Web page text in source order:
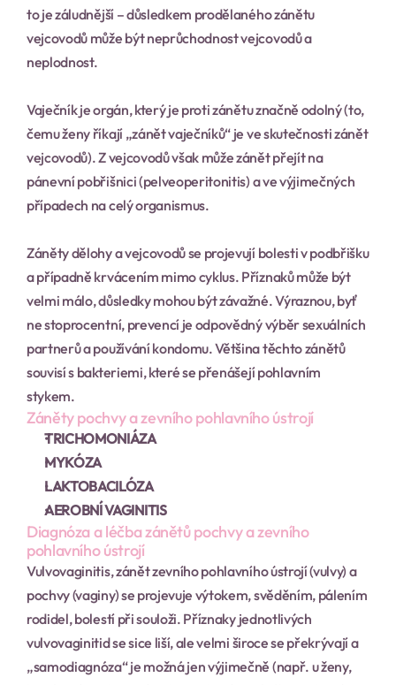
to je záludnější – důsledkem prodělaného zánětu
vejcovodů může být neprůchodnost vejcovodů a
neplodnost.
Vaječník je orgán, který je proti zánětu značně odolný (to,
čemu ženy říkají „zánět vaječníků“ je ve skutečnosti zánět
vejcovodů). Z vejcovodů však může zánět přejít na
pánevní pobřišnici (pelveoperitonitis) a ve výjimečných
případech na celý organismus.
Záněty dělohy a vejcovodů se projevují bolesti v podbřišku
a případně krvácením mimo cyklus. Příznaků může být
velmi málo, důsledky mohou být závažné. Výraznou, byť
ne stoprocentní, prevencí je odpovědný výběr sexuálních
partnerů a používání kondomu. Většina těchto zánětů
souvisí s bakteriemi, které se přenášejí pohlavním
stykem.
Záněty pochvy a zevního pohlavního ústrojí
TRICHOMONIÁZA
MYKÓZA
LAKTOBACILÓZA
AEROBNÍ VAGINITIS
Diagnóza a léčba zánětů pochvy a zevního
pohlavního ústrojí
Vulvovaginitis, zánět zevního pohlavního ústrojí (vulvy) a
pochvy (vaginy) se projevuje výtokem, svěděním, pálením
rodidel, bolestí při souloži. Příznaky jednotlivých
vulvovaginitid se sice liší, ale velmi široce se překrývají a
„samodiagnóza“ je možná jen výjimečně (např. u ženy,